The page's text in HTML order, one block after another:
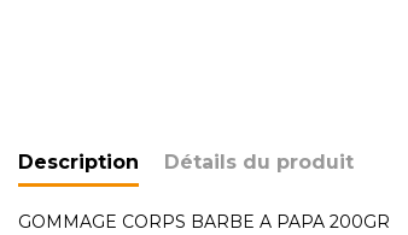
Description Détails du produit
GOMMAGE CORPS BARBE A PAPA 200GR